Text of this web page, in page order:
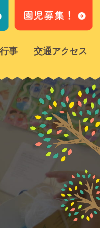
事 交通アクセス